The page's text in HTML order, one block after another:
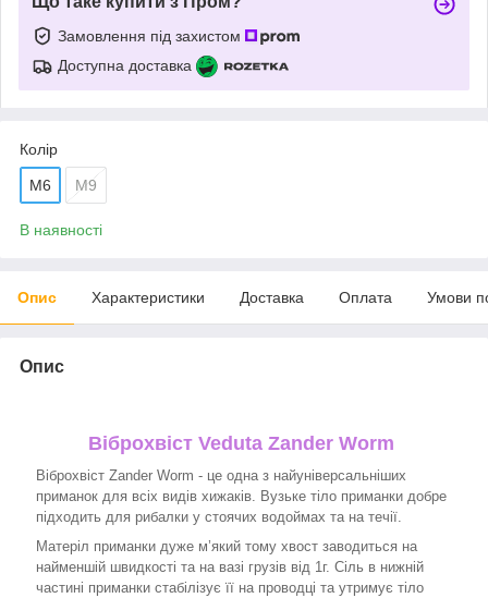
Замовлення під захистом
Доступна доставка
Колір
M6 M9
В наявності
Опис Характеристики Доставка Оплата Умови
Опис
Віброхвіст Veduta Zander Worm
Віброхвіст Zander Worm - це одна з найуніверсальніших
приманок для всіх видів хижаків. Вузьке тіло приманки добре
підходить для рибалки у стоячих водоймах та на течії.
Матеріл приманки дуже м’який тому хвост заводиться на
найменшій швидкості та на вазі грузів від 1г. Сіль в нижній
частині приманки стабілізує її на проводці та утримує тіло